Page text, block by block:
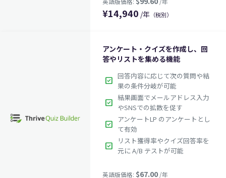
¥14,940 /年 （税別）
アンケート・クイズを作成し、回
答やリストを集める機能
check_box 回答内容に応じて次の質問や結
果の条件分岐が可能
check_box 結果画面でメールアドレス入力
やSNSでの拡散を促す
check_box
アンケートLP のアンケートとし
て有効
check_box
リスト獲得率やクイズ回答率を
元に A/B テストが可能